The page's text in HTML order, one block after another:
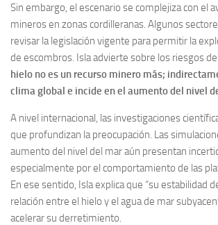
Sin embargo, el escenario se complejiza con el
mineros en zonas cordilleranas. Algunos
revisar la legislación vigente para permitir la
de escombros. Isla advierte sobre los riesgos
hielo no es un recurso minero más;
clima global e incide en el aumento del nivel
A nivel internacional, las investigaciones
que profundizan la preocupación. Las
aumento del nivel del mar aún presentan
especialmente por el comportamiento de las
En ese sentido, Isla explica que “su estabilidad
relación entre el hielo y el agua de mar
acelerar su derretimiento.